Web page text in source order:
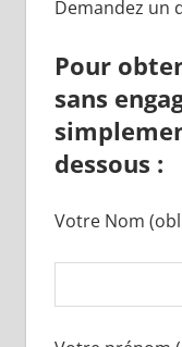
Demandez un
Pour
sans
dessous :
Votre Nom